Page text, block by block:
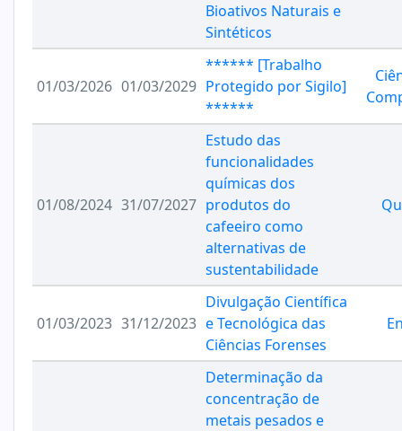
Bioativos Naturais e
Sintéticos
01/03/2026 01/03/2029
****** [Trabalho
Protegido por Sigilo]
******
01/08/2024 31/07/2027
Estudo das
funcionalidades
químicas dos
produtos do
cafeeiro como
alternativas de
sustentabilidade
01/03/2023 31/12/2023
Divulgação Científica
e Tecnológica das
Ciências Forenses
Determinação da
concentração de
metais pesados e